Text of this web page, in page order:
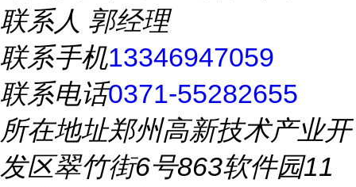
联系人 郭经理
联系手机13346947059
联系电话0371-55282655
所在地址郑州高新技术产业开
发区翠竹街6号863软件园11